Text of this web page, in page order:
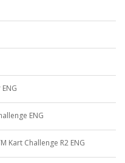
ENG
Kart Challenge R2 ENG